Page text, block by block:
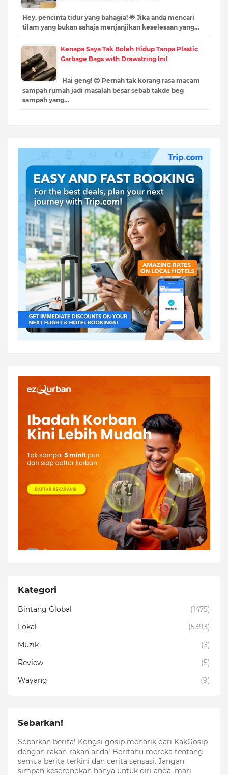
Hey, pencinta tidur yang bahagia! 🌟 Jika anda mencari
tilam yang bukan sahaja menjanjikan keselesaan yang…
Kenapa Saya Tak Boleh Hidup Tanpa Plastic
Garbage Bags with Drawstring Ini!
Hai geng! 😍 Pernah tak korang rasa macam
sampah rumah jadi masalah besar sebab takde beg
sampah yang…
Kategori
Bintang Global
(1475)
Lokal
(5393)
Muzik
(3)
Review
(5)
Wayang
(9)
Sebarkan!
Sebarkan berita! Kongsi gosip menarik dari KakGosip
dengan rakan-rakan anda! Beritahu mereka tentang
semua berita terkini dan cerita sensasi. Jangan
simpan keseronokan hanya untuk diri anda, mari